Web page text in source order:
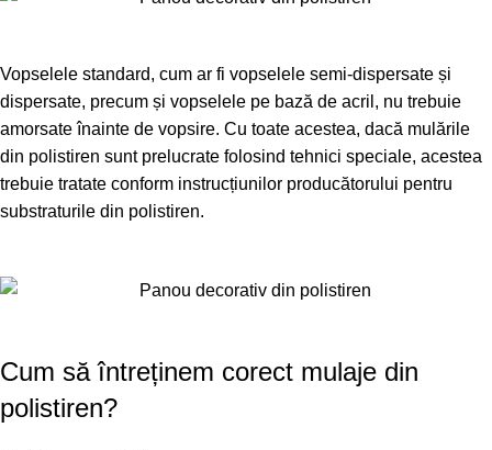
Vopselele standard, cum ar fi vopselele semi-dispersate și
dispersate, precum și vopselele pe bază de acril, nu trebuie
amorsate înainte de vopsire. Cu toate acestea, dacă mulările
din polistiren sunt prelucrate folosind tehnici speciale, acestea
trebuie tratate conform instrucțiunilor producătorului pentru
substraturile din polistiren.
Cum să întreținem corect mulaje din
polistiren?